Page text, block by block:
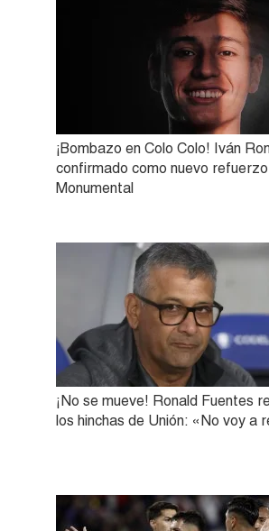
¡Bombazo en Colo Colo! Iván
confirmado como nuevo
Monumental
¡No se mueve! Ronald Fuentes
los hinchas de Unión: «No voy a